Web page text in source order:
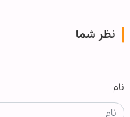
نظر شما
نام